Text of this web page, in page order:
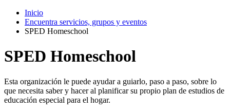
Inicio
Encuentra servicios, grupos y eventos
SPED Homeschool
SPED Homeschool
Esta organización le puede ayudar a guiarlo, paso a paso, sobre lo
que necesita saber y hacer al planificar su propio plan de estudios de
educación especial para el hogar.